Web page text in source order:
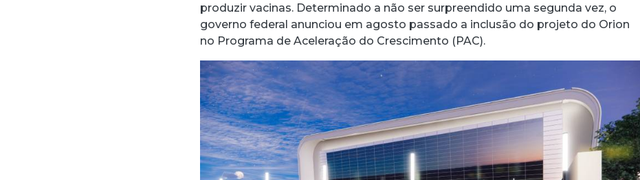
produzir vacinas. Determinado a não ser surpreendido uma segunda vez, o
governo federal anunciou em agosto passado a inclusão do projeto do Orion
no Programa de Aceleração do Crescimento (PAC).